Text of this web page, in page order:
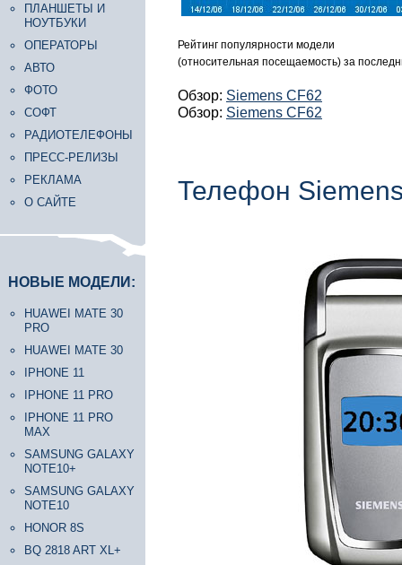
ПЛАНШЕТЫ И
НОУТБУКИ
ОПЕРАТОРЫ
АВТО
ФОТО
СОФТ
РАДИОТЕЛЕФОНЫ
ПРЕСС-РЕЛИЗЫ
РЕКЛАМА
О САЙТЕ
НОВЫЕ МОДЕЛИ:
HUAWEI MATE 30
PRO
HUAWEI MATE 30
IPHONE 11
IPHONE 11 PRO
IPHONE 11 PRO
MAX
SAMSUNG GALAXY
NOTE10+
SAMSUNG GALAXY
NOTE10
HONOR 8S
BQ 2818 ART XL+
Рейтинг популярности модели
(относительная посещаемость) за
Обзор: Siemens CF62
Обзор: Siemens CF62
Телефон